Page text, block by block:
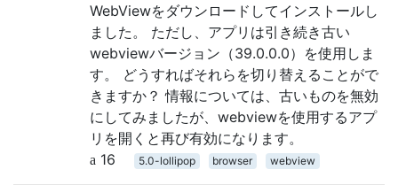
WebViewをダウンロードしてインストールし
ました。 ただし、アプリは引き続き古い
webviewバージョン（39.0.0.0）を使用しま
す。 どうすればそれらを切り替えることがで
きますか？ 情報については、古いものを無効
にしてみましたが、webviewを使用するアプ
リを開くと再び有効になります。
16
5.0-lollipop browser webview